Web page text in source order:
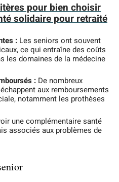
pour bien choisir
solidaire pour retraité
: Les seniors ont souvent
ce qui entraîne des coûts
les domaines de la médecine
: De nombreux
aux remboursements
notamment les prothèses
une complémentaire santé
associés aux problèmes de